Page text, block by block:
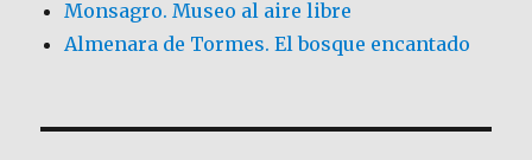
Monsagro. Museo al aire libre
Almenara de Tormes. El bosque encantado